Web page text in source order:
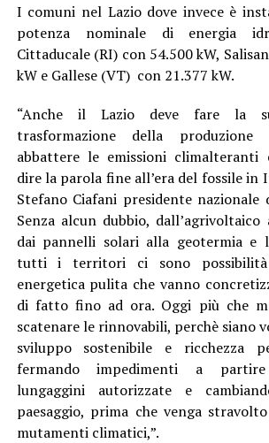
I comuni nel Lazio dove invece è
potenza nominale di energia
Cittaducale (RI) con 54.500 kW,
kW e Gallese (VT) con 21.377 kW.
“Anche il Lazio deve fare la
trasformazione della produzione
abbattere le emissioni
dire la parola fine all’era del fossile in
Stefano Ciafani presidente nazionale
Senza alcun dubbio, dall’agrivoltaico
dai pannelli solari alla geotermia e
tutti i territori ci sono possibilità
energetica pulita che vanno
di fatto fino ad ora. Oggi più che
scatenare le rinnovabili, perchè siano
sviluppo sostenibile e ricchezza
fermando impedimenti a
lungaggini autorizzate e
paesaggio, prima che venga
mutamenti climatici,”.